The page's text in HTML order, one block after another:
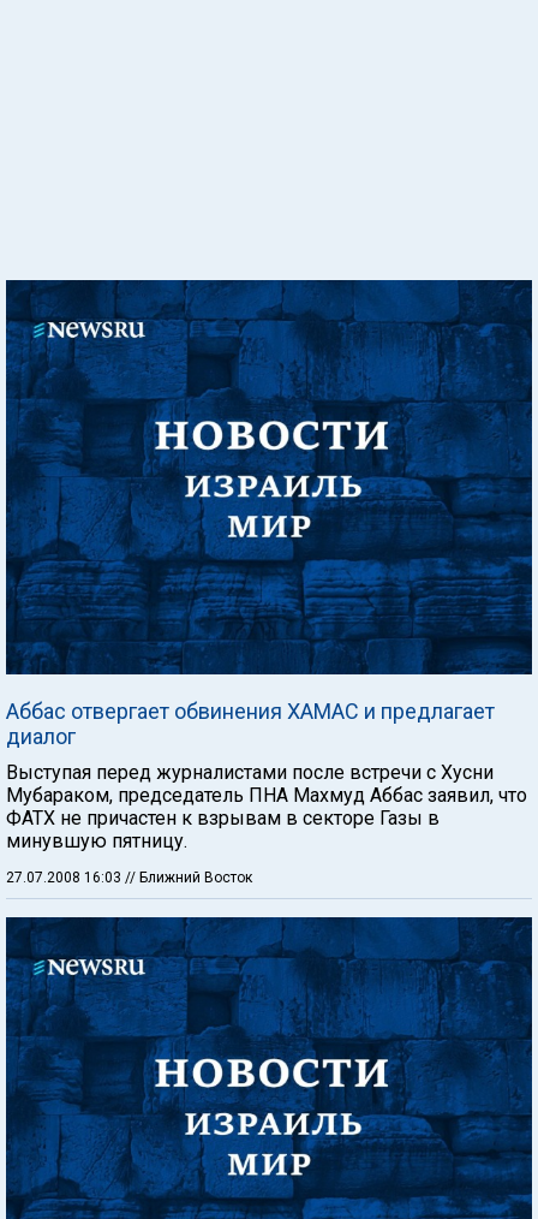
Аббас отвергает обвинения ХАМАС и предлагает
диалог
Выступая перед журналистами после встречи с Хусни
Мубараком, председатель ПНА Махмуд Аббас заявил, что
ФАТХ не причастен к взрывам в секторе Газы в
минувшую пятницу.
27.07.2008 16:03 // Ближний Восток